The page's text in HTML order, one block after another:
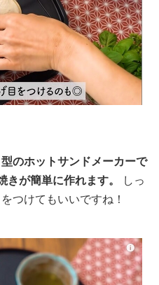
のホットサンドメーカーで
きが簡単に作れます。
しっ
つけてもいいですね！